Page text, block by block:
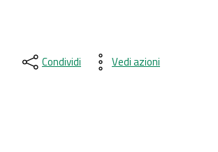
Condividi Vedi azioni